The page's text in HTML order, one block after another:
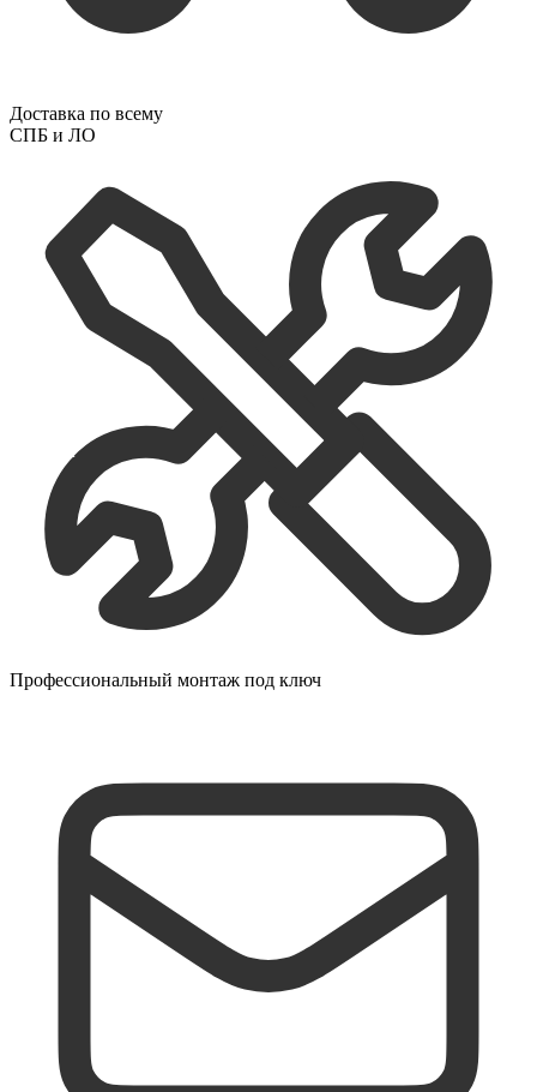
Доставка по всему
СПБ и ЛО
Профессиональный монтаж под ключ